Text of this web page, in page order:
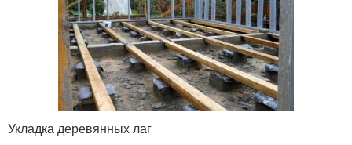
Укладка деревянных лаг